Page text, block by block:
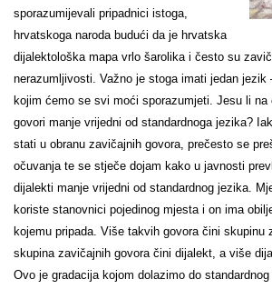
sporazumijevali pripadnici istoga,
hrvatskoga naroda budući da je hrvatska
dijalektološka mapa vrlo šarolika i često su
nerazumljivosti. Važno je stoga imati jedan jezik
kojim ćemo se svi moći sporazumjeti. Jesu li na
govori manje vrijedni od standardnoga jezika?
stati u obranu zavičajnih govora, prečesto se
očuvanja te se stječe dojam kako u javnosti
dijalekti manje vrijedni od standardnog jezika.
koriste stanovnici pojedinog mjesta i on ima
kojemu pripada. Više takvih govora čini skupinu
skupina zavičajnih govora čini dijalekt, a više
Ovo je gradacija kojom dolazimo do